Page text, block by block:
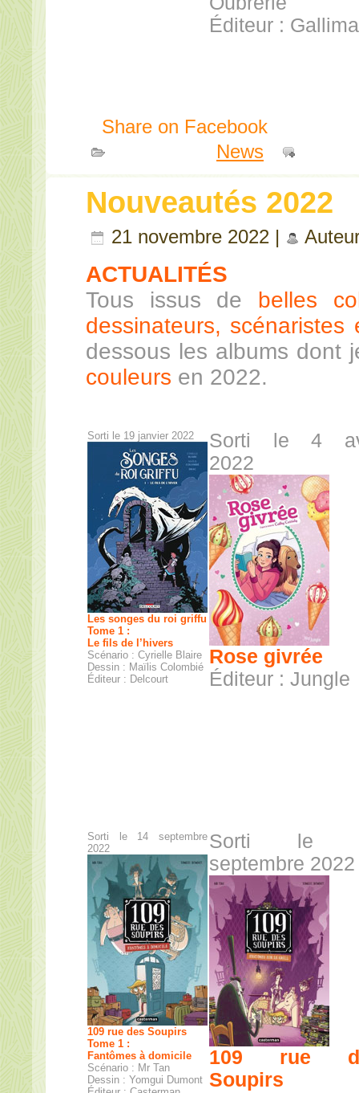
Éditeur :
Share on Facebook
News
Nouveautés 2022
21 novembre 2022 |
ACTUALITÉS
Tous issus de belles
dessinateurs, scénaristes
dessous les albums dont
couleurs en 2022.
Sorti le 19 janvier 2022
Les songes du roi griffu
Tome 1 :
Le fils de l’hivers
Scénario : Cyrielle Blaire
Dessin : Maïlis Colombié
Éditeur : Delcourt
Sorti le 4
2022
Rose givrée
Éditeur : Jungle
Sorti le 14 septembre
2022
109 rue des Soupirs
Tome 1 :
Fantômes à domicile
Scénario : Mr Tan
Dessin : Yomgui Dumont
Sorti le
septembre 2022
109 rue
Soupirs